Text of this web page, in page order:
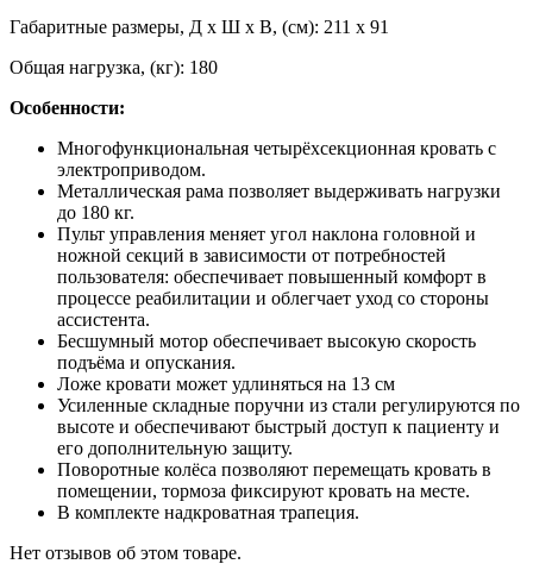
Габаритные размеры, Д х Ш х В, (см): 211 х 91
Общая нагрузка, (кг): 180
Особенности:
Многофункциональная четырёхсекционная кровать с
электроприводом.
Металлическая рама позволяет выдерживать нагрузки
до 180 кг.
Пульт управления меняет угол наклона головной и
ножной секций в зависимости от потребностей
пользователя: обеспечивает повышенный комфорт в
процессе реабилитации и облегчает уход со стороны
ассистента.
Бесшумный мотор обеспечивает высокую скорость
подъёма и опускания.
Ложе кровати может удлиняться на 13 см
Усиленные складные поручни из стали регулируются по
высоте и обеспечивают быстрый доступ к пациенту и
его дополнительную защиту.
Поворотные колёса позволяют перемещать кровать в
помещении, тормоза фиксируют кровать на месте.
В комплекте надкроватная трапеция.
Нет отзывов об этом товаре.